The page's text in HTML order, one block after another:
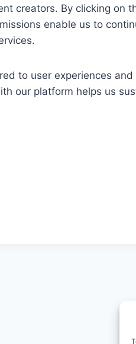
creators. By clicking on
enable us to
to user experiences
our platform helps us